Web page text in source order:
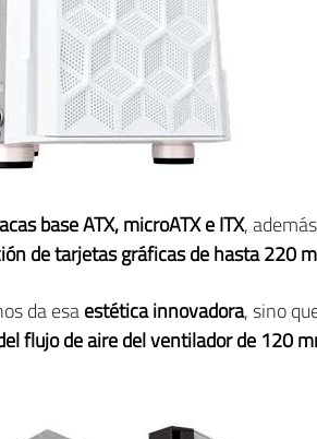
base ATX, microATX e ITX,
de tarjetas gráficas de hasta 220
da esaestética innovadora, sino
flujo de aire del ventilador de 120